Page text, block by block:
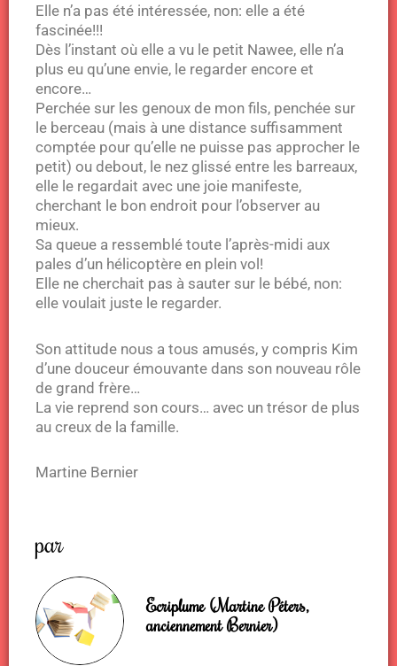
Elle n’a pas été intéressée, non: elle a été
fascinée!!!
Dès l’instant où elle a vu le petit Nawee, elle n’a
plus eu qu’une envie, le regarder encore et
encore…
Perchée sur les genoux de mon fils, penchée sur
le berceau (mais à une distance suffisamment
comptée pour qu’elle ne puisse pas approcher le
petit) ou debout, le nez glissé entre les barreaux,
elle le regardait avec une joie manifeste,
cherchant le bon endroit pour l’observer au
mieux.
Sa queue a ressemblé toute l’après-midi aux
pales d’un hélicoptère en plein vol!
Elle ne cherchait pas à sauter sur le bébé, non:
elle voulait juste le regarder.
Son attitude nous a tous amusés, y compris Kim
d’une douceur émouvante dans son nouveau rôle
de grand frère…
La vie reprend son cours… avec un trésor de plus
au creux de la famille.
Martine Bernier
par
Ecriplume (Martine Péters,
anciennement Bernier)